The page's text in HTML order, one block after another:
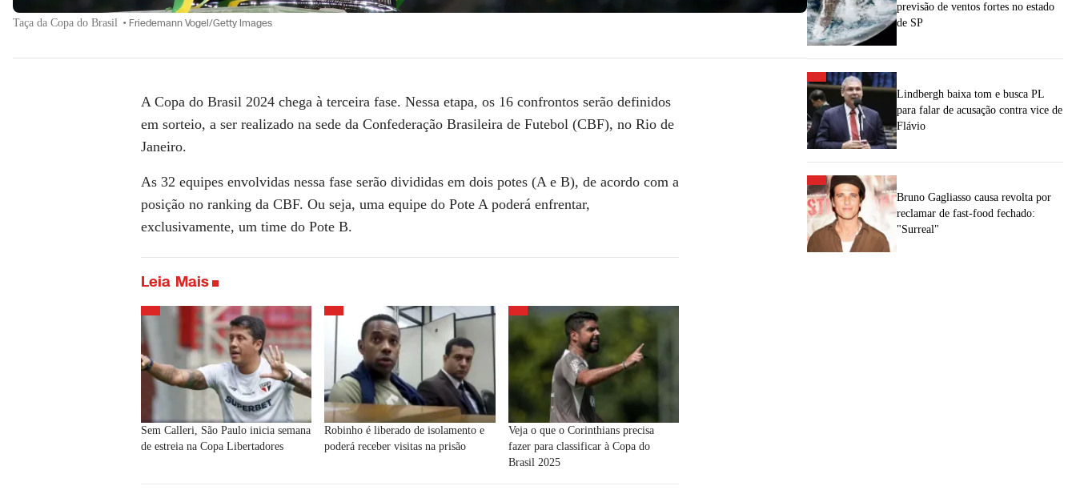
Taça da Copa do Brasil • Friedemann Vogel/Getty Images
A Copa do Brasil 2024 chega à terceira fase. Nessa etapa, os 16 confrontos serão definidos
em sorteio, a ser realizado na sede da Confederação Brasileira de Futebol (CBF), no Rio de
Janeiro.
As 32 equipes envolvidas nessa fase serão divididas em dois potes (A e B), de acordo com a
posição no ranking da CBF. Ou seja, uma equipe do Pote A poderá enfrentar,
exclusivamente, um time do Pote B.
Leia Mais
Sem Calleri, São Paulo inicia semana
de estreia na Copa Libertadores
Robinho é liberado de isolamento e
poderá receber visitas na prisão
Veja o que o Corinthians precisa
fazer para classificar à Copa do
Brasil 2025
previsão de ventos fortes no estado
de SP
Lindbergh baixa tom e busca PL
para falar de acusação contra vice de
Flávio
Bruno Gagliasso causa revolta por
reclamar de fast-food fechado:
"Surreal"